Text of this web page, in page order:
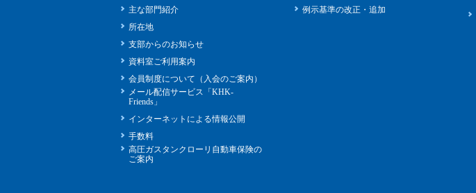
主な部門紹介
所在地
支部からのお知らせ
資料室ご利用案内
会員制度について（入会のご案内）
メール配信サービス「KHK-
Friends」
インターネットによる情報公開
手数料
高圧ガスタンクローリ自動車保険の
ご案内
例示基準の改正・追加